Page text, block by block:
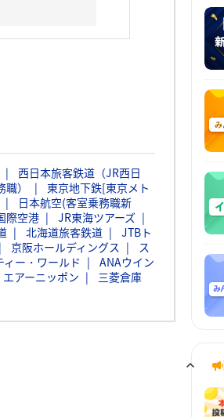
西日本旅客鉄道（JR西日
）
東京地下鉄[東京メト
日本航空(客室乗務職新
際空港
JR東海ツアーズ
北海道旅客鉄道
JTBト
京阪ホールディングス
ス
ィー・ワールド
ANAウイン
エアーニッポン 三菱倉庫